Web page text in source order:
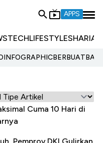
APPS
TECHLIFESTYLESHARIA
INFOGRAPHIC
Cuma 10 Hari di